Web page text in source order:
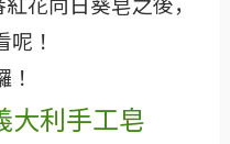
！
大利手工皂